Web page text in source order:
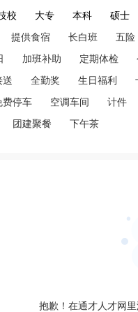
校 大专 本科 硕士
提供食宿 长白班 五险
加班补助 定期体检
送 全勤奖 生日福利
费停车 空调车间 计件
团建聚餐 下午茶
抱歉！在通才人才网